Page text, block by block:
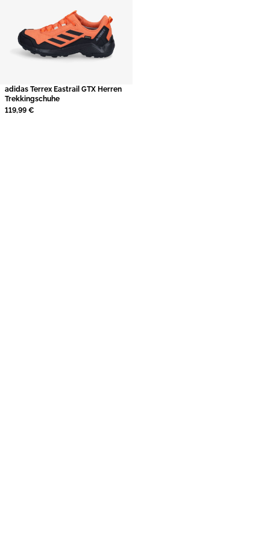
adidas Terrex Eastrail GTX Herren
Trekkingschuhe
119,99 €